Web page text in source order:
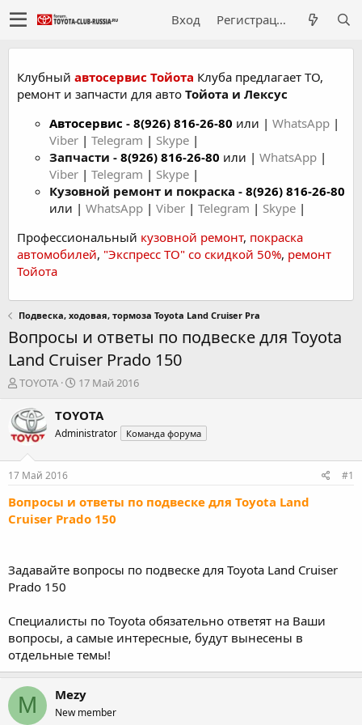
Вход Регистрация
Клубный автосервис Тойота Клуба предлагает ТО,
ремонт и запчасти для авто Тойота и Лексус
Автосервис - 8(926) 816-26-80 или | WhatsApp |
Viber | Telegram | Skype |
Запчасти - 8(926) 816-26-80 или | WhatsApp |
Viber | Telegram | Skype |
Кузовной ремонт и покраска - 8(926) 816-26-80
или | WhatsApp | Viber | Telegram | Skype |
Профессиональный кузовной ремонт, покраска
автомобилей, "Экспресс ТО" со скидкой 50%, ремонт
Тойота
Подвеска, ходовая, тормоза Toyota Land Cruiser Pra
Вопросы и ответы по подвеске для Toyota
Land Cruiser Prado 150
А
т
о
р
е
м
ы
TOYOTA
Д
т
н
л
а
17 Май 2016
TOYOTA
Administrator Команда форума
17 Май 2016 #1
Вопросы и ответы по подвеске для Toyota Land
Cruiser Prado 150
Задавайте вопросы по подвеске для Toyota Land Cruiser
Prado 150
Специалисты по Toyota обязательно ответят на Ваши
вопросы, а самые интересные, будут вынесены в
отдельные темы!
M Mezy
New member